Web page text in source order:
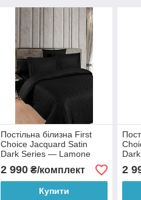
Постільна білизна First
Choice Jacquard Satin
Dark Series — Lamone
Black
2 990₴/комплект
Купити
2